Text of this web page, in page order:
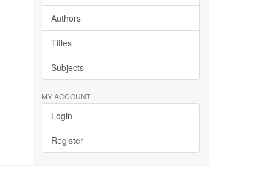
Authors
Titles
Subjects
MY ACCOUNT
Login
Register